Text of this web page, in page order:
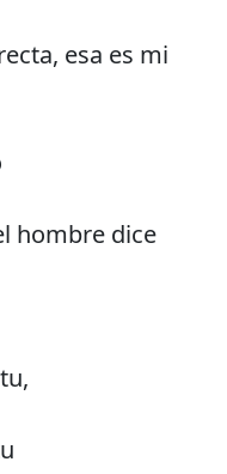
esa es mi
hombre dice